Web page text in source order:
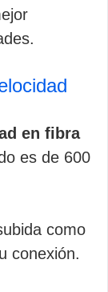
en fibra
es de 600
como
conexión.